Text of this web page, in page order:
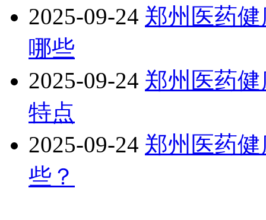
2025-09-24 郑州医药
哪些
2025-09-24 郑州医药
特点
2025-09-24 郑州医药
些？